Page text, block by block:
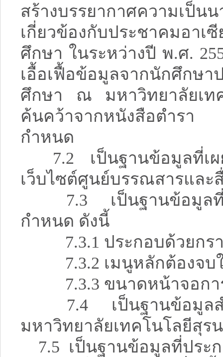
สร้างบรรยากาศความเ
เกี่ยวข้องกับประชาคมอาเ
ศึกษา ในระหว่างปี พ.ศ.
เอื้อเฟื้อข้อมูลจากนักศึก
ศึกษา ณ มหาวิทยาลัยเท
ค้นคว้าจากหนังสือตำรา
กำหนด
7.2 เป็นฐานข้อมูลที่เผย
เว็บไซต์ศูนย์บรรณสารและ
7.3 เป็นฐานข้อมูลที่ไ
กำหนด ดังนี้
7.3.1 ประกอบด้วยกร
7.3.2 เมนูหลักต้องจบใ
7.3.3 ขนาดหน้าจอการแ
7.4 เป็นฐานข้อมูลสำ
มหาวิทยาลัยเทคโนโลยีสุร
7.5 เป็นฐานข้อมูลที่ประ